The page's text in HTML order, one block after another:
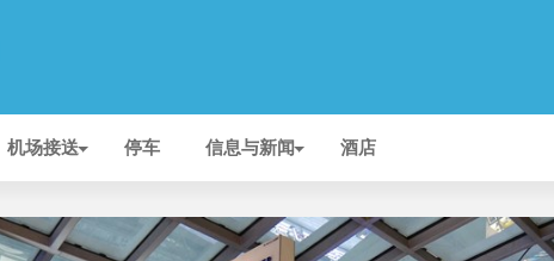
机场接送 停车 信息与新闻 酒店